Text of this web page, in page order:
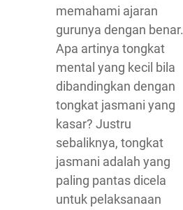
memahami ajaran
gurunya dengan benar.
Apa artinya tongkat
mental yang kecil bila
dibandingkan dengan
tongkat jasmani yang
kasar? Justru
sebaliknya, tongkat
jasmani adalah yang
paling pantas dicela
untuk pelaksanaan